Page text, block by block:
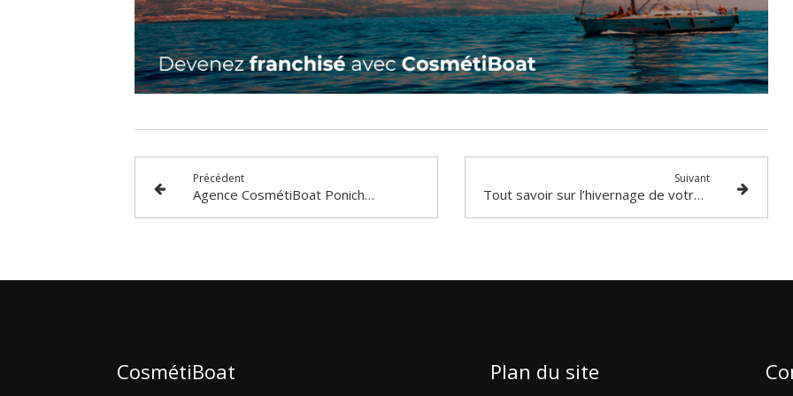
Précédent
Agence CosmétiBoat Ponichet - La Baule : rencontre avec Tolga
Suivant
Tout savoir sur l’hivernage de votre bateau cette saison
CosmétiBoat Plan du site